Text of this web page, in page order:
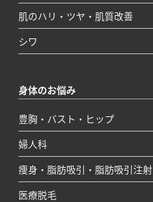
肌のハリ・ツヤ・肌質改善
シワ
身体のお悩み
豊胸・バスト・ヒップ
婦人科
痩身・脂肪吸引・脂肪吸引注射
医療脱毛